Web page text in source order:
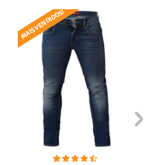
MAIS VENDIDOS!